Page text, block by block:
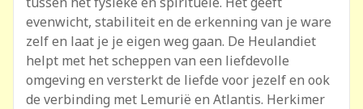
evenwicht, stabiliteit en de erkenning van je ware
zelf en laat je je eigen weg gaan. De Heulandiet
helpt met het scheppen van een liefdevolle
omgeving en versterkt de liefde voor jezelf en ook
de verbinding met Lemurië en Atlantis. Herkimer